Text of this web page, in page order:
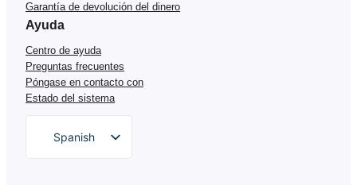
Garantía de devolución del dinero
Ayuda
Centro de ayuda
Preguntas frecuentes
Póngase en contacto con
Estado del sistema
Spanish